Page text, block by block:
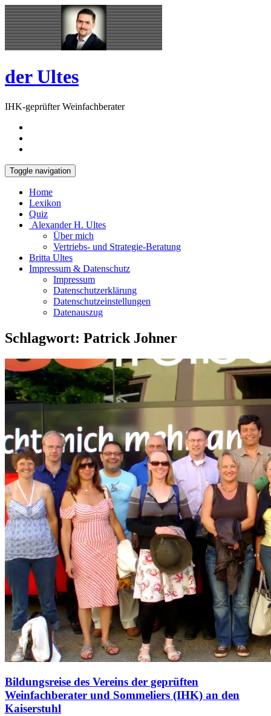
Skip
to
content
Open
Sidebar
der Ultes
IHK-geprüfter Weinfachberater
Toggle navigation
Home
Lexikon
Quiz
Alexander H. Ultes
Über mich
Vertriebs- und Strategie-Beratung
Britta Ultes
Impressum & Datenschutz
Impressum
Datenschutzerklärung
Datenschutzeinstellungen
Datenauszug
Schlagwort: Patrick Johner
Bildungsreise des Vereins der geprüften
Weinfachberater und Sommeliers (IHK) an den
Kaiserstuhl